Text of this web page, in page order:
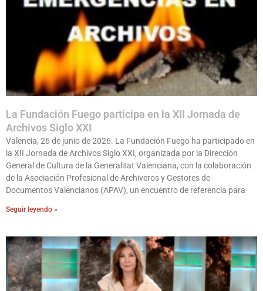
La Fundación Fuego participa en la XII Jornada de
Archivos Siglo XXI
Valencia, 26 de junio de 2026. La Fundación Fuego ha participado en
la XII Jornada de Archivos Siglo XXI, organizada por la Dirección
General de Cultura de la Generalitat Valenciana, con la colaboración
de la Asociación Profesional de Archiveros y Gestores de
Documentos Valencianos (APAV), un encuentro de referencia para
Seguir leyendo »